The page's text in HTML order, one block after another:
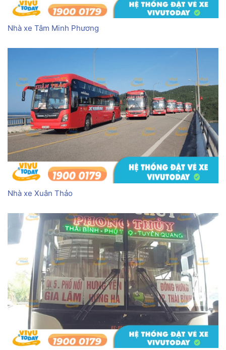
Nhà xe Tâm Minh Phương
Nhà xe Xuân Thảo